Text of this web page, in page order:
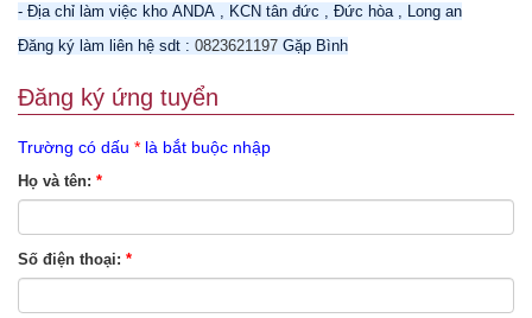
- Địa chỉ làm việc kho ANDA , KCN tân đức , Đức hòa , Long an
Đăng ký làm liên hệ sdt : 0823621197 Gặp Bình
Đăng ký ứng tuyển
Trường có dấu * là bắt buộc nhập
Họ và tên: *
Số điện thoại: *